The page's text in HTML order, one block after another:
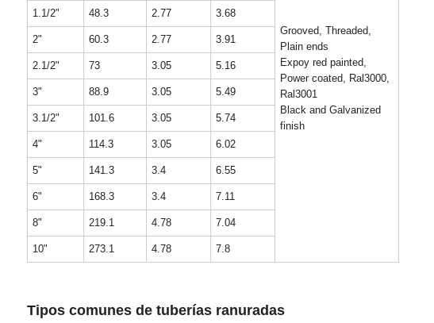
Grooved, Threaded,
Plain ends
Expoy red painted,
Power coated, Ral3000,
Ral3001
Black and Galvanized
finish
1.1/2" 48.3 2.77 3.68
2" 60.3 2.77 3.91
2.1/2" 73 3.05 5.16
3" 88.9 3.05 5.49
3.1/2" 101.6 3.05 5.74
4" 114.3 3.05 6.02
5" 141.3 3.4 6.55
6" 168.3 3.4 7.11
8" 219.1 4.78 7.04
10" 273.1 4.78 7.8
Tipos comunes de tuberías ranuradas